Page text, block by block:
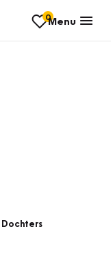
0Menu
Dochters